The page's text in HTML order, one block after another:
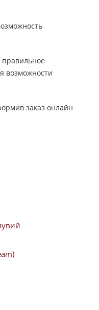
правильное
возможности
заказ онлайн